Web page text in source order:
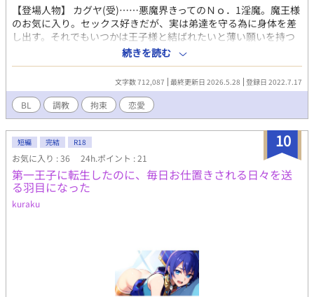
【登場人物】 カグヤ(受)……悪魔界きってのＮｏ．1淫魔。魔王様
のお気に入り。セックス好きだが、実は弟達を守る為に身体を差
し出す。それでもいつかは王子様と結ばれたいと薄い願いを持つ
ドM。 ルシカ(受)……悪魔界きっての美人淫魔。セックスは嫌いだ
が、兄カグヤと弟を守る為に身体を差し出す。お人好しだが一
途。 ヨゾラ(受)……悪魔界きっての期待の新人。だがまだ、童貞
で処女。兄カグヤとルシカにはちゃんと好きな人と結ばれて欲し
いと願う優しい弟。まだ、淫魔としての研修中の為、何事も拳で
解決する。 千皇(攻)……ホストクラブ『G』の若きオーナー。無
表情でかなりのイケメン。女には苦労はしないが、自分から食い
つく事はなく、チヤホヤされるのは嫌い。実はかなりのドS。 楼
依(攻)……親は芸能事務所社長の大学生で、千皇の高校の後輩。
芸能人ではないが、エキストラやスタントでたまにメディアに出
ることもある。 真幸(攻)……関西出身の高校生。訳あって、姉と
二人暮し。お陰でオカン並の生活スキルを持っている。居酒屋で
バイトをしながら、姉を支える心優しき少年。 魔王様(攻)……そ
ワッピング・フェラ・イラマチオ・複数人・大小スカ・二輪刺・
着衣・結腸攻・中出し・自慰・尿道攻・無理矢理・メスイキ・潮
吹き・兄‪✕‬弟…etc..... ※18禁、カグヤが主に頑張ります。 【内
容】 下級悪魔で淫魔のカグヤ達兄弟は、悪魔をも魅了する美貌を
続きを読む
文字数 712,087 最終更新日 2026.5.28 登録日 2022.7.17
BL 調教 拘束 恋愛
10
短編 完結 R18
お気に入り : 36 24h.ポイント : 21
第一王子に転生したのに、毎日お仕置きされる日々を送
る羽目になった
kuraku